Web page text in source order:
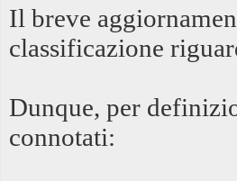
Il breve
classificazione
Dunque, per
connotati: